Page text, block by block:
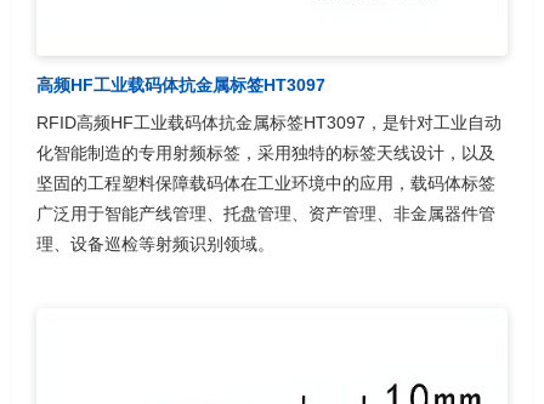
高频HF工业载码体抗金属标签HT3097
RFID高频HF工业载码体抗金属标签HT3097，是针对工业自动
化智能制造的专用射频标签，采用独特的标签天线设计，以及
坚固的工程塑料保障载码体在工业环境中的应用，载码体标签
广泛用于智能产线管理、托盘管理、资产管理、非金属器件管
理、设备巡检等射频识别领域。